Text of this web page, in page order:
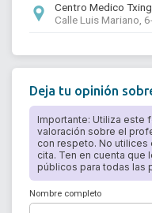
Centro Medico
Calle Luis Mariano,
Deja tu opinión
Importante: Utiliza este
valoración sobre el
con respeto. No utilices
cita. Ten en cuenta que
públicos para todas las
Nombre completo